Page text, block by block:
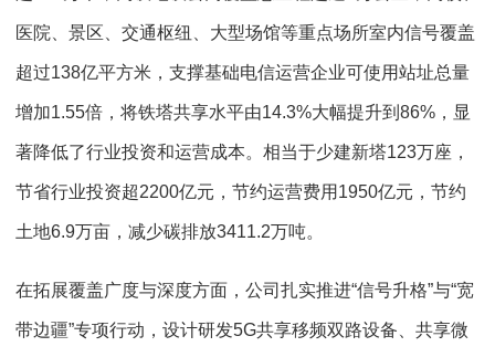
医院、景区、交通枢纽、大型场馆等重点场所室内信号覆盖
超过138亿平方米，支撑基础电信运营企业可使用站址总量
增加1.55倍，将铁塔共享水平由14.3%大幅提升到86%，显
著降低了行业投资和运营成本。相当于少建新塔123万座，
节省行业投资超2200亿元，节约运营费用1950亿元，节约
土地6.9万亩，减少碳排放3411.2万吨。
在拓展覆盖广度与深度方面，公司扎实推进“信号升格”与“宽
带边疆”专项行动，设计研发5G共享移频双路设备、共享微